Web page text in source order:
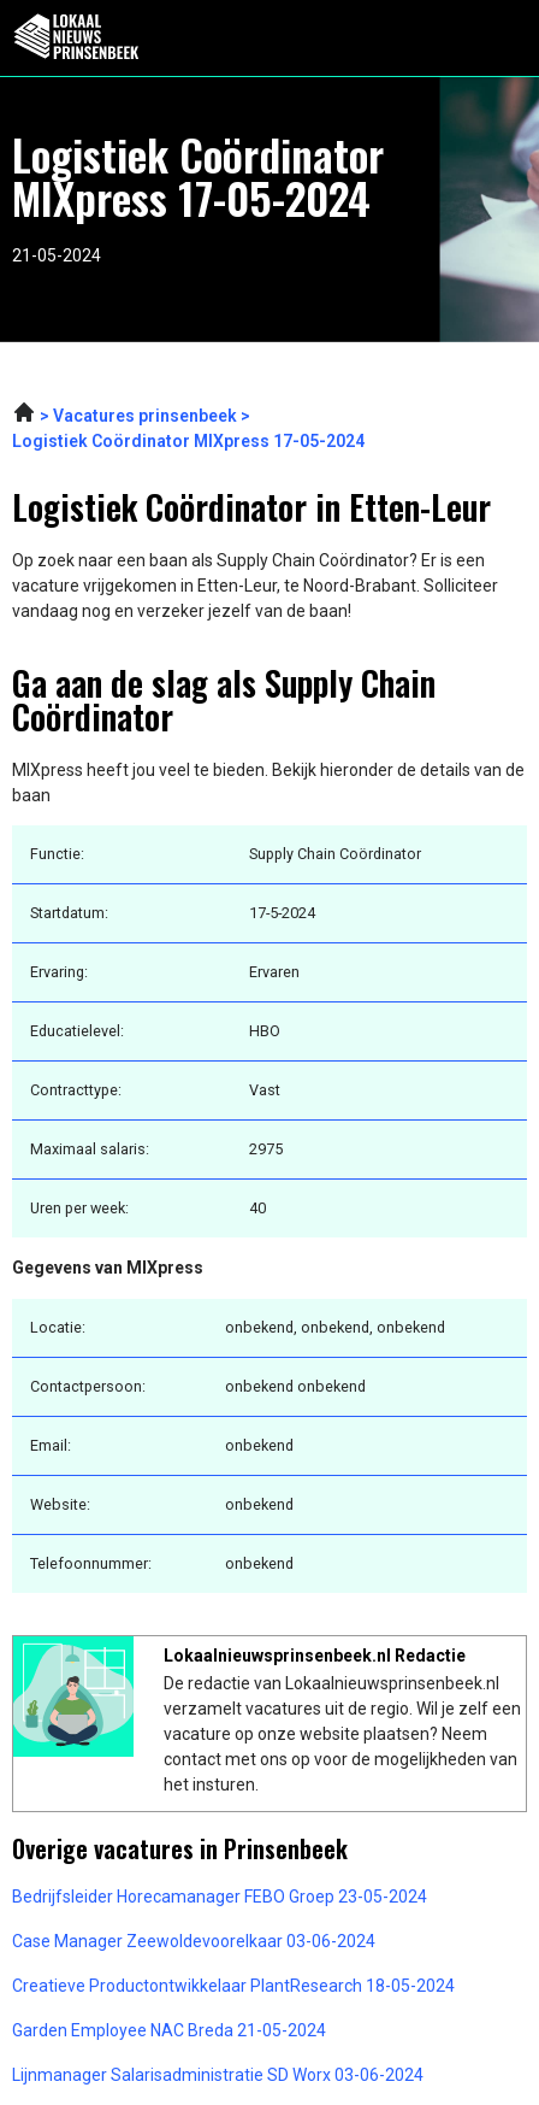
Logistiek Coördinator
MIXpress 17-05-2024
21-05-2024
Vacatures prinsenbeek
Logistiek Coördinator MIXpress 17-05-2024
Logistiek Coördinator in Etten-Leur
Op zoek naar een baan als Supply Chain Coördinator? Er is een
vacature vrijgekomen in Etten-Leur, te Noord-Brabant. Solliciteer
vandaag nog en verzeker jezelf van de baan!
Ga aan de slag als Supply Chain
Coördinator
MIXpress heeft jou veel te bieden. Bekijk hieronder de details van de
baan
Functie: Supply Chain Coördinator
Startdatum: 17-5-2024
Ervaring: Ervaren
Educatielevel: HBO
Contracttype: Vast
Maximaal salaris: 2975
Uren per week: 40
Gegevens van MIXpress
Locatie: onbekend, onbekend, onbekend
Contactpersoon: onbekend onbekend
Email: onbekend
Website: onbekend
Telefoonnummer: onbekend
Lokaalnieuwsprinsenbeek.nl Redactie
De redactie van Lokaalnieuwsprinsenbeek.nl
verzamelt vacatures uit de regio. Wil je zelf een
vacature op onze website plaatsen? Neem
contact met ons op voor de mogelijkheden van
het insturen.
Overige vacatures in Prinsenbeek
Bedrijfsleider Horecamanager FEBO Groep 23-05-2024
Case Manager Zeewoldevoorelkaar 03-06-2024
Creatieve Productontwikkelaar PlantResearch 18-05-2024
Garden Employee NAC Breda 21-05-2024
Lijnmanager Salarisadministratie SD Worx 03-06-2024